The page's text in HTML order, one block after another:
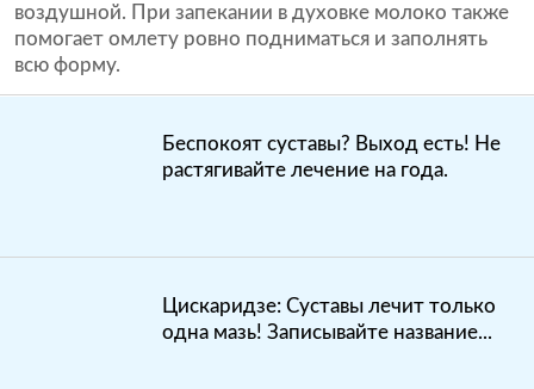
воздушной. При запекании в духовке молоко также
помогает омлету ровно подниматься и заполнять
всю форму.
Беспокоят суставы? Выход есть! Не
растягивайте лечение на года.
Цискаридзе: Суставы лечит только
одна мазь! Записывайте название...